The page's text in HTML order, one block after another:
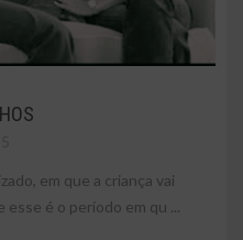
em que a criança vai
esse é o período em qu ...